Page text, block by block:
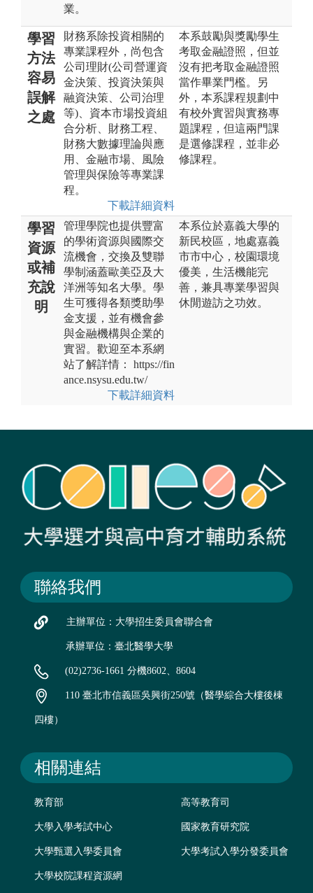
業。
學習
方法
容易
誤解
之處
財務系除投資相關的
專業課程外，尚包含
公司理財(公司營運資
金決策、投資決策與
融資決策、公司治理
等)、資本市場投資組
合分析、財務工程、
財務大數據理論與應
用、金融市場、風險
管理與保險等專業課
程。
下載詳細資料
本系鼓勵與獎勵學生
考取金融證照，但並
沒有把考取金融證照
當作畢業門檻。另
外，本系課程規劃中
有校外實習與實務專
題課程，但這兩門課
是選修課程，並非必
修課程。
學習
資源
或補
充說
明
管理學院也提供豐富
的學術資源與國際交
流機會，交換及雙聯
學制涵蓋歐美亞及大
洋洲等知名大學。學
生可獲得各類獎助學
金支援，並有機會參
與金融機構與企業的
實習。歡迎至本系網
站了解詳情： https://fin
ance.nsysu.edu.tw/
下載詳細資料
本系位於嘉義大學的
新民校區，地處嘉義
市市中心，校園環境
優美，生活機能完
善，兼具專業學習與
休閒遊訪之功效。
聯絡我們
主辦單位：大學招生委員會聯合會
承辦單位：臺北醫學大學
(02)2736-1661 分機8602、8604
110 臺北市信義區吳興街250號（醫學綜合大樓後棟
四樓）
相關連結
教育部 高等教育司
大學入學考試中心 國家教育研究院
大學甄選入學委員會 大學考試入學分發委員會
大學校院課程資源網